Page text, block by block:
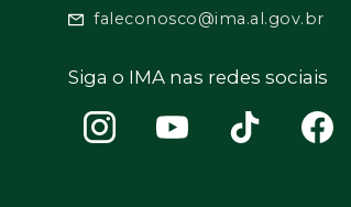
faleconosco@ima.al.gov.br
Siga o IMA nas redes sociais